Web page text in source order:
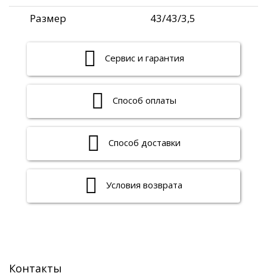
Размер
43/43/3,5
Сервис и гарантия
Способ оплаты
Способ доставки
Условия возврата
Контакты